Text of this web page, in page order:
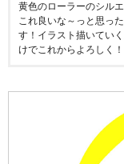
黄色のローラーのシル
これ良いな～っと思っ
す！イラスト描いてい
けでこれからよろしく！